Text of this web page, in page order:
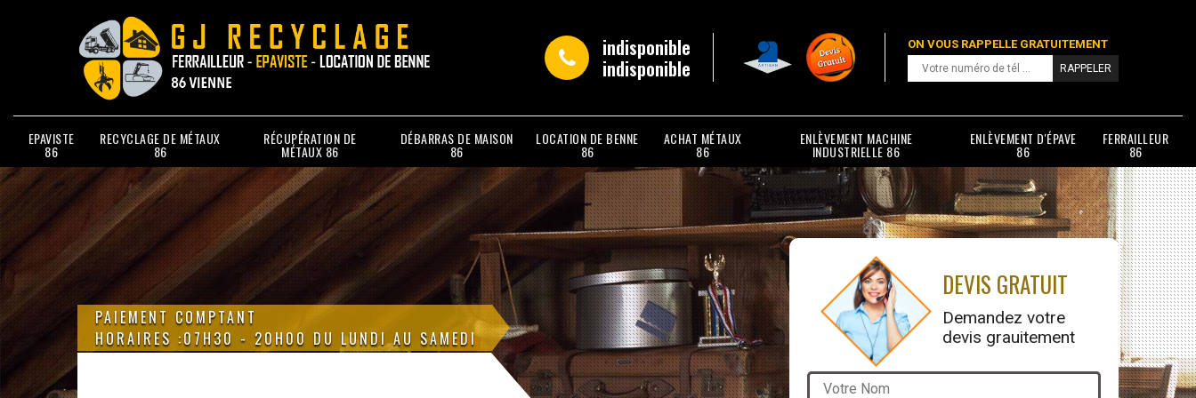
indisponible
indisponible
ON VOUS RAPPELLE GRATUITEMENT
EPAVISTE
86
RECYCLAGE DE MÉTAUX
86
RÉCUPÉRATION DE
MÉTAUX 86
DÉBARRAS DE MAISON
86
LOCATION DE BENNE
86
ACHAT MÉTAUX
86
ENLÈVEMENT MACHINE
INDUSTRIELLE 86
ENLÈVEMENT D'ÉPAVE
86
FERRAILLEUR
86
PAIEMENT COMPTANT
HORAIRES :07H30 - 20H00 DU LUNDI AU SAMEDI
DEVIS GRATUIT
Demandez votre
devis grauitement